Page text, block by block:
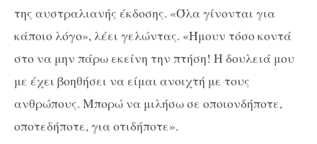
της αυστραλιανής έκδοσης. «Όλα γίνονται για
κάποιο λόγο», λέει γελώντας. «Ήμουν τόσο κοντά
στο να μην πάρω εκείνη την πτήση! Η δουλειά μου
με έχει βοηθήσει να είμαι ανοιχτή με τους
ανθρώπους. Μπορώ να μιλήσω σε οποιονδήποτε,
οποτεδήποτε, για οτιδήποτε».